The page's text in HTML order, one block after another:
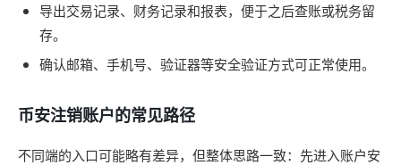
导出交易记录、财务记录和报表，便于之后查账或税务留
存。
确认邮箱、手机号、验证器等安全验证方式可正常使用。
币安注销账户的常见路径
不同端的入口可能略有差异，但整体思路一致：先进入账户安